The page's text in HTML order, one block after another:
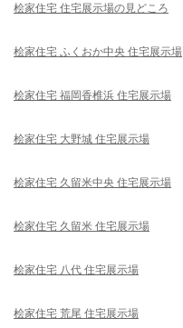
桧家住宅 住宅展示場の見どころ
桧家住宅 ふくおか中央 住宅展示場
桧家住宅 福岡香椎浜 住宅展示場
桧家住宅 大野城 住宅展示場
桧家住宅 久留米中央 住宅展示場
桧家住宅 久留米 住宅展示場
桧家住宅 八代 住宅展示場
桧家住宅 荒尾 住宅展示場